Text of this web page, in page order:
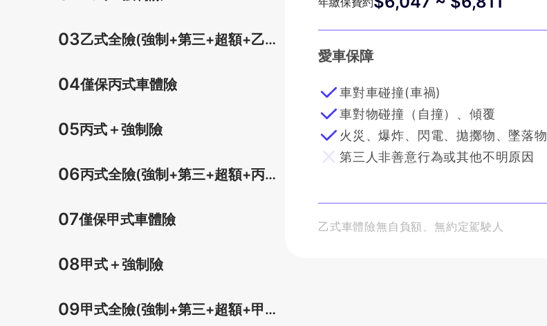
03乙式全險(強制+第三+超額+乙式
04僅保丙式車體險
05丙式＋強制險
06丙式全險(強制+第三+超額+丙式
07僅保甲式車體險
08甲式＋強制險
09甲式全險(強制+第三+超額+甲式
愛車保障
車對車碰撞(車禍)
車對物碰撞（自撞）、傾覆
火災、爆炸、閃電、拋擲物、墜落物
第三人非善意行為或其他不明原因
乙式車體險無自負額、無約定駕駛人